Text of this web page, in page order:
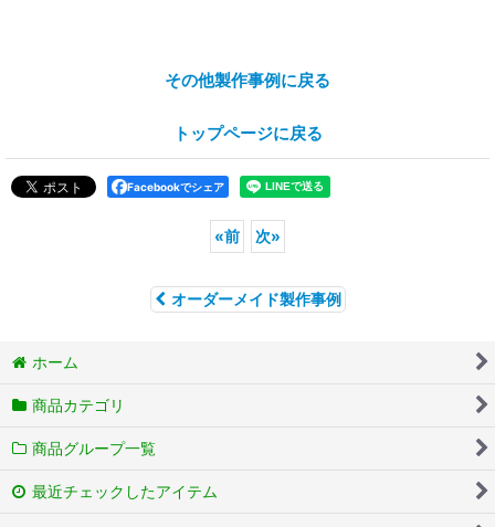
その他製作事例に戻る
トップページに戻る
Facebookでシェア
«前 次»
オーダーメイド製作事例
ホーム
商品カテゴリ
商品グループ一覧
最近チェックしたアイテム